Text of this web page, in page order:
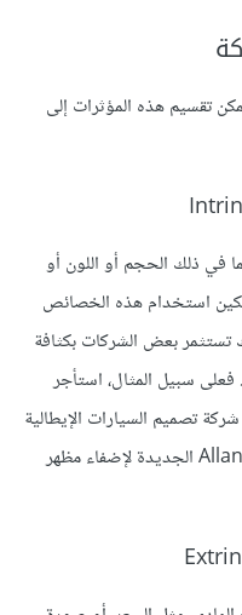
تقسيم هذه المؤثرات إلى
في ذلك الحجم أو اللون أو
استخدام هذه الخصائص
تستثمر بعض الشركات بكثافة
سبيل المثال، استأجر
تصميم السيارات الإيطالية
Pininfarina من أجل تصميم سيارة Allante الجديدة لإضفاء مظهر